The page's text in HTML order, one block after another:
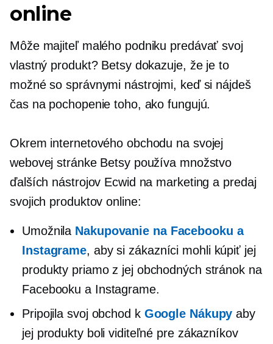
online
Môže majiteľ malého podniku predávať svoj
vlastný produkt? Betsy dokazuje, že je to
možné so správnymi nástrojmi, keď si nájdeš
čas na pochopenie toho, ako fungujú.
Okrem internetového obchodu na svojej
webovej stránke Betsy používa množstvo
ďalších nástrojov Ecwid na marketing a predaj
svojich produktov online:
Umožnila Nakupovanie na Facebooku a
Instagrame, aby si zákazníci mohli kúpiť jej
produkty priamo z jej obchodných stránok na
Facebooku a Instagrame.
Pripojila svoj obchod k Google Nákupy aby
jej produkty boli viditeľné pre zákazníkov